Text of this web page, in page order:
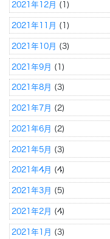
2021年12月 (1)
2021年11月 (1)
2021年10月 (3)
2021年9月 (1)
2021年8月 (3)
2021年7月 (2)
2021年6月 (2)
2021年5月 (3)
2021年4月 (4)
2021年3月 (5)
2021年2月 (4)
2021年1月 (3)